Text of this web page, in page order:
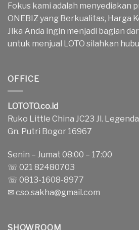
Fokus kami adalah menyediakan
ONEBIZ yang Berkualitas, Harga
Jika Anda ingin menjadi bagian
untuk menjual LOTO silahkan
OFFICE
LOTOTO.co.id
Ruko Little China JC23 Jl.
Gn. Putri Bogor 16967
Senin – Jumat 08:00 – 17:00
☏ 021 82480703
☏ 0813-1608-8977
✉cso.sakha@gmail.com
SHOWROOM